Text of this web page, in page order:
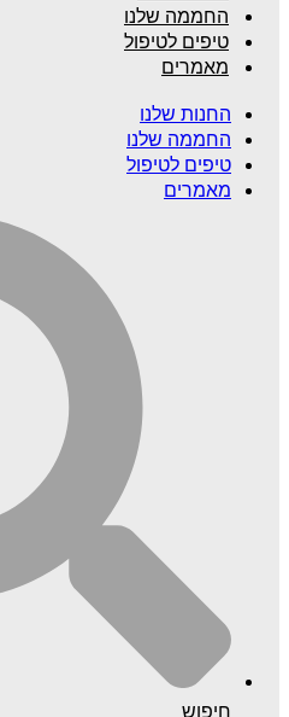
החממה שלנו
טיפים לטיפול
מאמרים
החנות שלנו
החממה שלנו
טיפים לטיפול
מאמרים
חיפוש